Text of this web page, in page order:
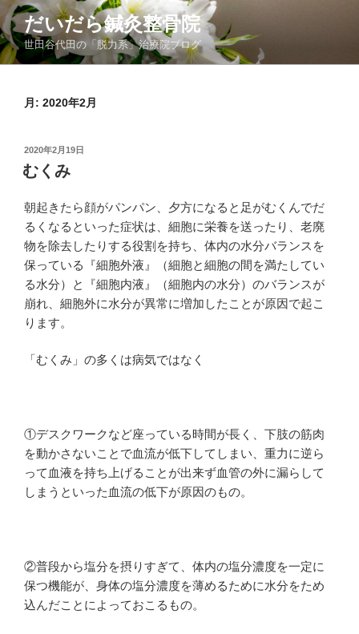
コ
ン
テ
ン
だいだら鍼灸整骨院
世田谷代田の「脱力系」治療院ブログ
月: 2020年2月
投
稿
日:
2020年2月19日
むくみ
朝起きたら顔がパンパン、夕方になると足がむくんでだ
るくなるといった症状は、細胞に栄養を送ったり、老廃
物を除去したりする役割を持ち、体内の水分バランスを
保っている『細胞外液』（細胞と細胞の間を満たしてい
る水分）と『細胞内液』（細胞内の水分）のバランスが
崩れ、細胞外に水分が異常に増加したことが原因で起こ
ります。
「むくみ」の多くは病気ではなく
①デスクワークなど座っている時間が長く、下肢の筋肉
を動かさないことで血流が低下してしまい、重力に逆ら
って血液を持ち上げることが出来ず血管の外に漏らして
しまうといった血流の低下が原因のもの。
②普段から塩分を摂りすぎて、体内の塩分濃度を一定に
保つ機能が、身体の塩分濃度を薄めるために水分をため
込んだことによっておこるもの。